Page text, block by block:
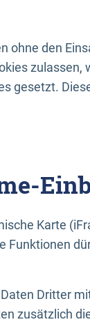
ohne den
zulassen,
gesetzt.
Karte
Funktionen
Dritter
zusätzlich